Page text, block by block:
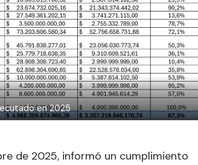
en 2025
de 2025, informó un cumplimiento